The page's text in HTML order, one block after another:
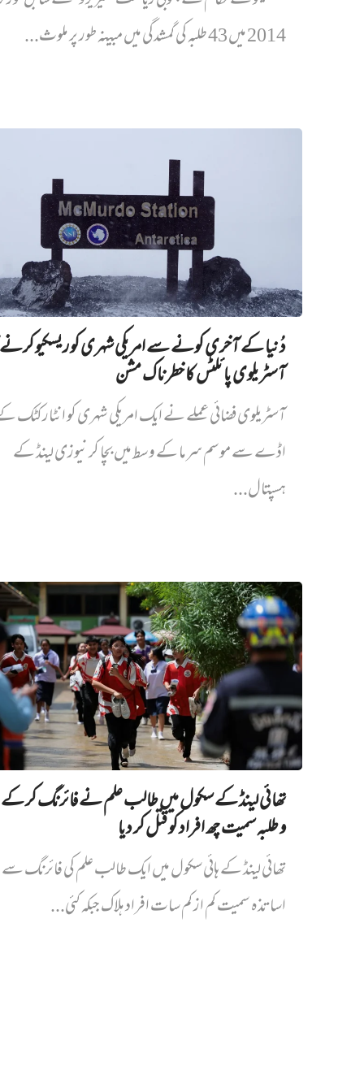
2014 میں 43 طلبہ کی گمشدگی میں مبینہ طور پر ملوث...
دُنیا کے آخری کونے سے امریکی شہری کو ریسکیو
آسٹریلوی پائلٹس کا خطرناک مشن
آسٹریلوی فضائی عملے نے ایک امریکی شہری کو انٹارکٹک
اڈے سے موسم سرما کے وسط میں بچا کر نیوزی لینڈ کے
ہسپتال...
تھائی لینڈ کے سکول میں طالب علم نے فائرنگ کر
و طلبہ سمیت چھ افراد کو قتل کر دیا
تھائی لینڈ کے ہائی سکول میں ایک طالب علم کی فائرنگ سے
اساتذہ سمیت کم از کم سات افراد ہلاک جبکہ کئی...